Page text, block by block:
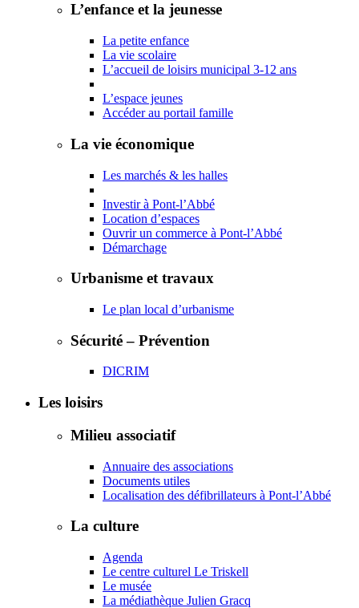
L’enfance et la jeunesse
La petite enfance
La vie scolaire
L’accueil de loisirs municipal 3-12 ans
L’espace jeunes
Accéder au portail famille
La vie économique
Les marchés & les halles
Investir à Pont-l’Abbé
Location d’espaces
Ouvrir un commerce à Pont-l’Abbé
Démarchage
Urbanisme et travaux
Le plan local d’urbanisme
Sécurité – Prévention
DICRIM
Les loisirs
Milieu associatif
Annuaire des associations
Documents utiles
Localisation des défibrillateurs à Pont-l’Abbé
La culture
Agenda
Le centre culturel Le Triskell
Le musée
La médiathèque Julien Gracq